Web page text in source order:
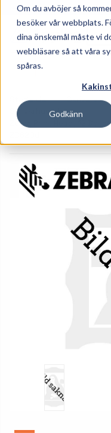
Om du avböjer så
besöker vår webbplats.
dina önskemål måste vi
webbläsare så att våra
spåras.
Godkänn
010-162 61 95
Startsida Skrivare
Skrivarhuvud
Zebra Print Head, 12